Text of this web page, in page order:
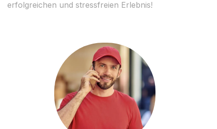
erfolgreichen und stressfreien Erlebnis!